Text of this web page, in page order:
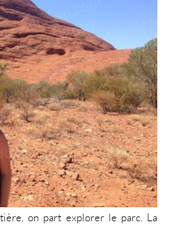
on part explorer le parc. La